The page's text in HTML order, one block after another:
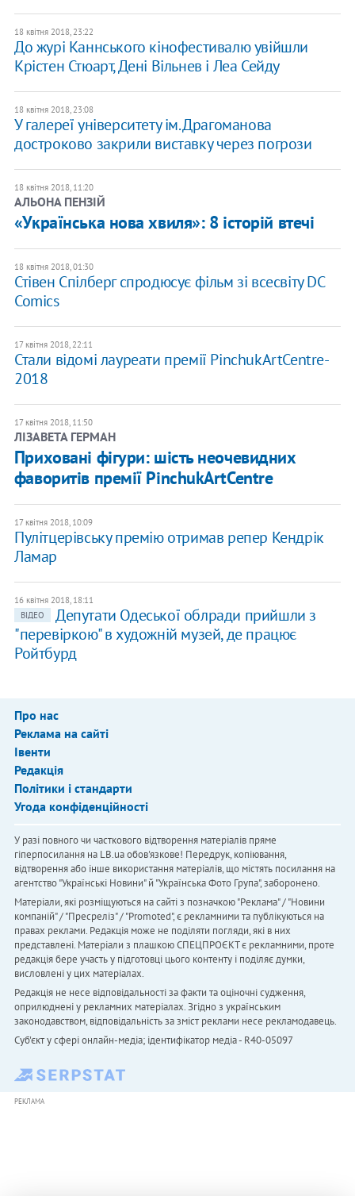
18 квітня 2018, 23:22
До журі Каннського кінофестивалю увійшли
Крістен Стюарт, Дені Вільнев і Леа Сейду
18 квітня 2018, 23:08
У галереї університету ім. Драгоманова
достроково закрили виставку через погрози
18 квітня 2018, 11:20
АЛЬОНА ПЕНЗІЙ
«Українська нова хвиля»: 8 історій втечі
18 квітня 2018, 01:30
Стівен Спілберг спродюсує фільм зі всесвіту DC
Comics
17 квітня 2018, 22:11
Стали відомі лауреати премії PinchukArtCentre-
2018
17 квітня 2018, 11:50
ЛІЗАВЕТА ГЕРМАН
Приховані фігури: шість неочевидних
фаворитів премії PinchukArtCentre
17 квітня 2018, 10:09
Пулітцерівську премію отримав репер Кендрік
Ламар
16 квітня 2018, 18:11
ВІДЕО
Депутати Одеської облради прийшли з
"перевіркою" в художній музей, де працює
Ройтбурд
Про нас
Реклама на сайті
Івенти
Редакція
Політики і стандарти
Угода конфіденційності
У разі повного чи часткового відтворення матеріалів пряме
гіперпосилання на LB.ua обов'язкове! Передрук, копіювання,
відтворення або інше використання матеріалів, що містять посилання на
агентство "Українськi Новини" й "Українська Фото Група", заборонено.
Матеріали, які розміщуються на сайті з позначкою "Реклама" / "Новини
компаній" / "Пресреліз" / "Promoted", є рекламними та публікуються на
правах реклами. Редакція може не поділяти погляди, які в них
представлені. Матеріали з плашкою СПЕЦПРОЄКТ є рекламними, проте
редакція бере участь у підготовці цього контенту і поділяє думки,
висловлені у цих матеріалах.
Редакція не несе відповідальності за факти та оціночні судження,
оприлюднені у рекламних матеріалах. Згідно з українським
законодавством, відповідальність за зміст реклами несе рекламодавець.
Cуб'єкт у сфері онлайн-медіа; ідентифікатор медіа - R40-05097
РЕКЛАМА